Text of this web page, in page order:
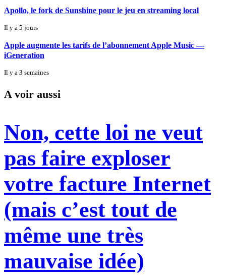
Apollo, le fork de Sunshine pour le jeu en streaming local
Il y a 5 jours
Apple augmente les tarifs de l’abonnement Apple Music —
iGeneration
Il y a 3 semaines
A voir aussi
Non, cette loi ne veut
pas faire exploser
votre facture Internet
(mais c’est tout de
même une très
mauvaise idée)